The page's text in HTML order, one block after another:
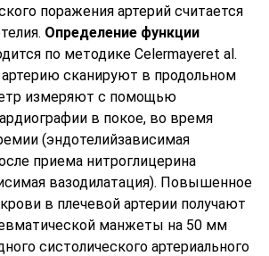
поражения артерий считается
Определение функции
по методике Celermayeret al.
сканируют в продольном
измеряют с помощью
в покое, во время
(эндотелийзависимая
приема нитроглицерина
вазодилатация). Повышенное
в плечевой артерии получают
манжеты на 50 мм
систолического артериального